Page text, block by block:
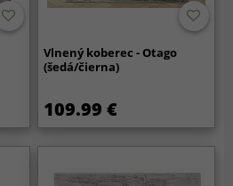
Vlnený koberec - Otago
(šedá/čierna)
109.99 €